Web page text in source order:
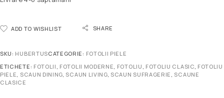
ADD TO WISHLIST SHARE
SKU: HUBERTUSCATEGORIE: FOTOLII PIELE
ETICHETE: FOTOLII , FOTOLII MODERNE, FOTOLIU , FOTOLIU CLASIC, FOTOLIU
PIELE, SCAUN DINING, SCAUN LIVING, SCAUN SUFRAGERIE , SCAUNE
CLASICE